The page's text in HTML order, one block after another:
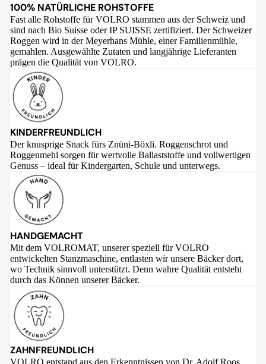
100% NATÜRLICHE ROHSTOFFE
Fast alle Rohstoffe für VOLRO stammen aus der Schweiz und
sind nach Bio Suisse oder IP SUISSE zertifiziert. Der Schweizer
Roggen wird in der Meyerhans Mühle, einer Familienmühle,
gemahlen. Ausgewählte Zutaten und langjährige Lieferanten
prägen die Qualität von VOLRO.
KINDERFREUNDLICH
Der knusprige Snack fürs Znüni-Böxli. Roggenschrot und
Roggenmehl sorgen für wertvolle Ballaststoffe und vollwertigen
Genuss – ideal für Kindergarten, Schule und unterwegs.
HANDGEMACHT
Mit dem VOLROMAT, unserer speziell für VOLRO
entwickelten Stanzmaschine, entlasten wir unsere Bäcker dort,
wo Technik sinnvoll unterstützt. Denn wahre Qualität entsteht
durch das Können unserer Bäcker.
ZAHNFREUNDLICH
VOLRO entstand aus den Erkenntnissen von Dr. Adolf Roos,